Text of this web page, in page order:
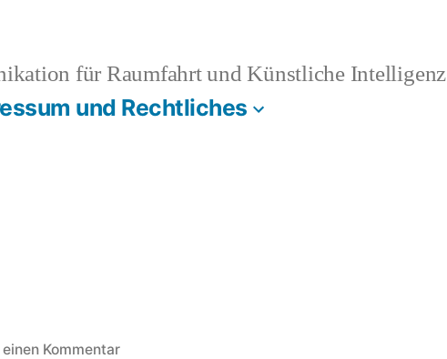
für Raumfahrt und Künstliche Intelligenz
und Rechtliches
Kommentarzu